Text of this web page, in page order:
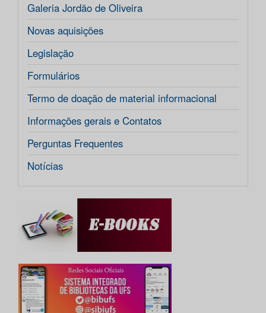
Galeria Jordão de Oliveira
Novas aquisições
Legislação
Formulários
Termo de doação de material informacional
Informações gerais e Contatos
Perguntas Frequentes
Notícias